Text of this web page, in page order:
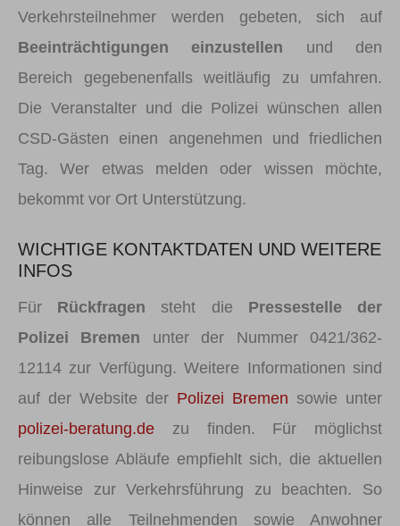
Verkehrsteilnehmer werden gebeten, sich auf
Beeinträchtigungen einzustellen und den
Bereich gegebenenfalls weitläufig zu umfahren.
Die Veranstalter und die Polizei wünschen allen
CSD-Gästen einen angenehmen und friedlichen
Tag. Wer etwas melden oder wissen möchte,
bekommt vor Ort Unterstützung.
WICHTIGE KONTAKTDATEN UND WEITERE
INFOS
Für Rückfragen steht die Pressestelle der
Polizei Bremen unter der Nummer 0421/362-
12114 zur Verfügung. Weitere Informationen sind
auf der Website der Polizei Bremen sowie unter
polizei-beratung.de zu finden. Für möglichst
reibungslose Abläufe empfiehlt sich, die aktuellen
Hinweise zur Verkehrsführung zu beachten. So
können alle Teilnehmenden sowie Anwohner